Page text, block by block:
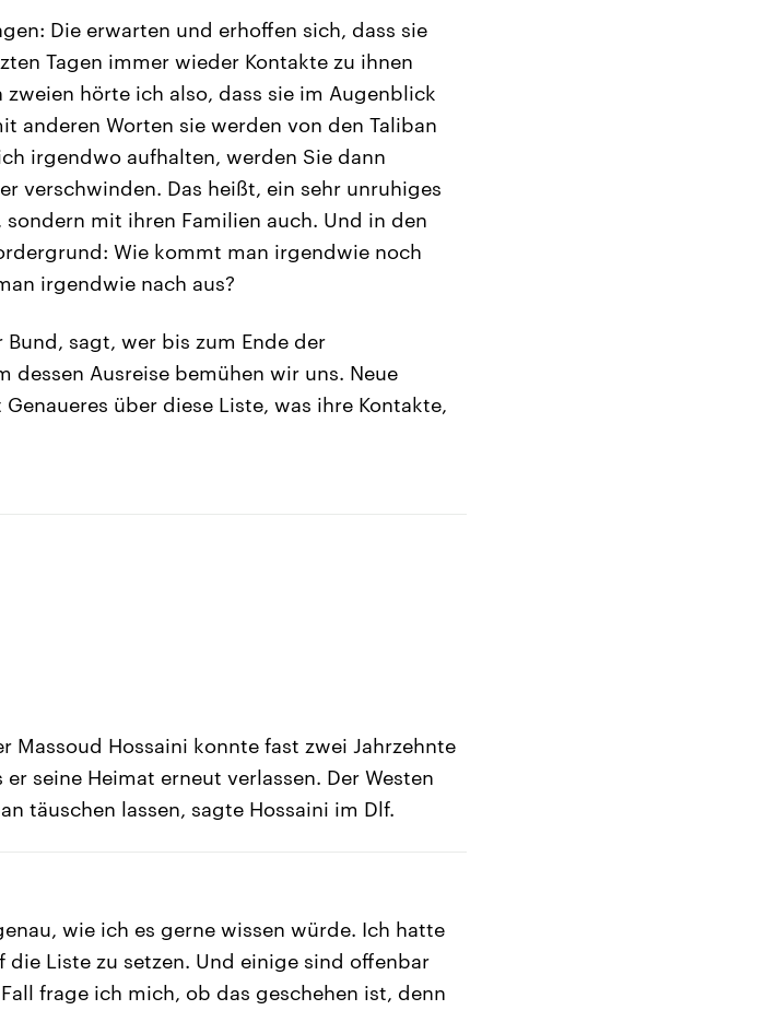
Die erwarten und erhoffen sich, dass sie
Tagen immer wieder Kontakte zu ihnen
hörte ich also, dass sie im Augenblick
anderen Worten sie werden von den Taliban
irgendwo aufhalten, werden Sie dann
verschwinden. Das heißt, ein sehr unruhiges
mit ihren Familien auch. Und in den
Wie kommt man irgendwie noch
irgendwie nach aus?
Bund, sagt, wer bis zum Ende der
dessen Ausreise bemühen wir uns. Neue
über diese Liste, was ihre Kontakte,
Massoud Hossaini konnte fast zwei Jahrzehnte
seine Heimat erneut verlassen. Der Westen
täuschen lassen, sagte Hossaini im Dlf.
wie ich es gerne wissen würde. Ich hatte
Liste zu setzen. Und einige sind offenbar
frage ich mich, ob das geschehen ist, denn